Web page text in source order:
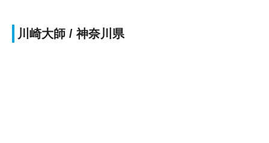
川崎大師 / 神奈川県